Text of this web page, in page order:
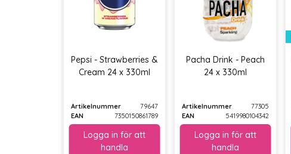
Pepsi - Strawberries &
Cream 24 x 330ml
Artikelnummer
79647
EAN
7350150861789
Pacha Drink - Peach
24 x 330ml
Artikelnummer
77305
EAN
5419980104342